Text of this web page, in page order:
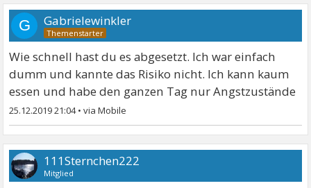
G Gabrielewinkler
Wie schnell hast du es abgesetzt. Ich war einfach
dumm und kannte das Risiko nicht. Ich kann kaum
essen und habe den ganzen Tag nur Angstzustände
25.12.2019 21:04•
111Sternchen222
Mitglied